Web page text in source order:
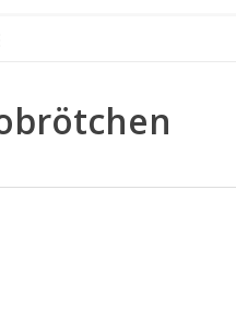
MENU